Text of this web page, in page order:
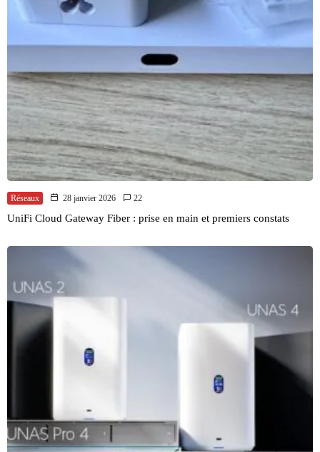
Réseaux 28 janvier 2026 22
UniFi Cloud Gateway Fiber : prise en main et premiers constats